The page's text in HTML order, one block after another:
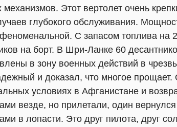
Этот вертолет очень
глубокого обслуживания.
феноменальной. С запасом топлива на
на борт. В Шри-Ланке 60
в зону военных действий в
и доказал, что многое
условиях в Афганистане и
везде, но прилетали, один
в лопасти. Это друг пилота, друг